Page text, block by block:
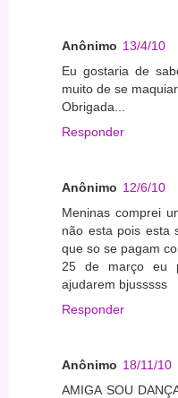
Anônimo 13/4/10
Eu gostaria de
muito de se
Obrigada...
Responder
Anônimo 12/6/10
Meninas comprei
não esta pois esta
que so se pagam
25 de março eu
ajudarem bjusssss
Responder
Anônimo 18/11/10
AMIGA SOU